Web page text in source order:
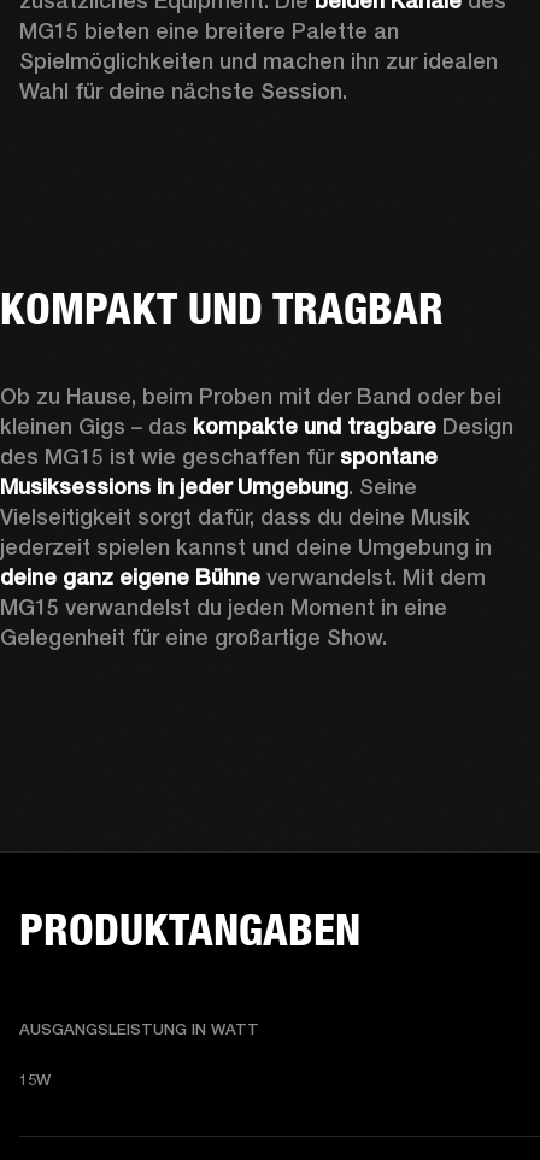
MG15 bieten eine breitere Palette an
Spielmöglichkeiten und machen ihn zur idealen
Wahl für deine nächste Session.
KOMPAKT UND TRAGBAR
Ob zu Hause, beim Proben mit der Band oder bei
kleinen Gigs – das kompakte und tragbare Design
des MG15 ist wie geschaffen für spontane
Musiksessions in jeder Umgebung. Seine
Vielseitigkeit sorgt dafür, dass du deine Musik
deine ganz eigene Bühne verwandelst. Mit dem
MG15 verwandelst du jeden Moment in eine
Gelegenheit für eine großartige Show.
PRODUKTANGABEN
AUSGANGSLEISTUNG IN WATT
15W